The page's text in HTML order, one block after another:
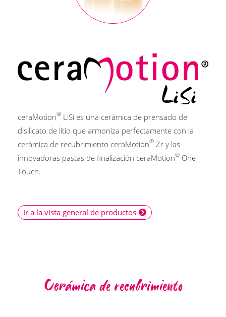
ceraMotion® LiSi es una cerámica de prensado de
disilicato de litio que armoniza perfectamente con la
cerámica de recubrimiento ceraMotion® Zr y las
innovadoras pastas de finalización ceraMotion® One
Touch.
Ir a la vista general de productos
Cerámica de recubrimiento